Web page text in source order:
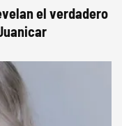
el verdadero